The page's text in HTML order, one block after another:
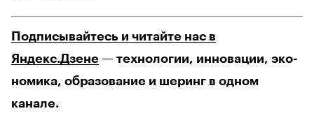
Подписывайтесь и читайте нас в
Яндекс.Дзене — технологии, инновации, эко-
номика, образование и шеринг в одном
канале.